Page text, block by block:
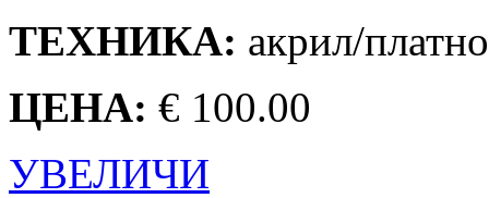
ТЕХНИКА: акрил/платно
ЦЕНА: € 100.00
УВЕЛИЧИ